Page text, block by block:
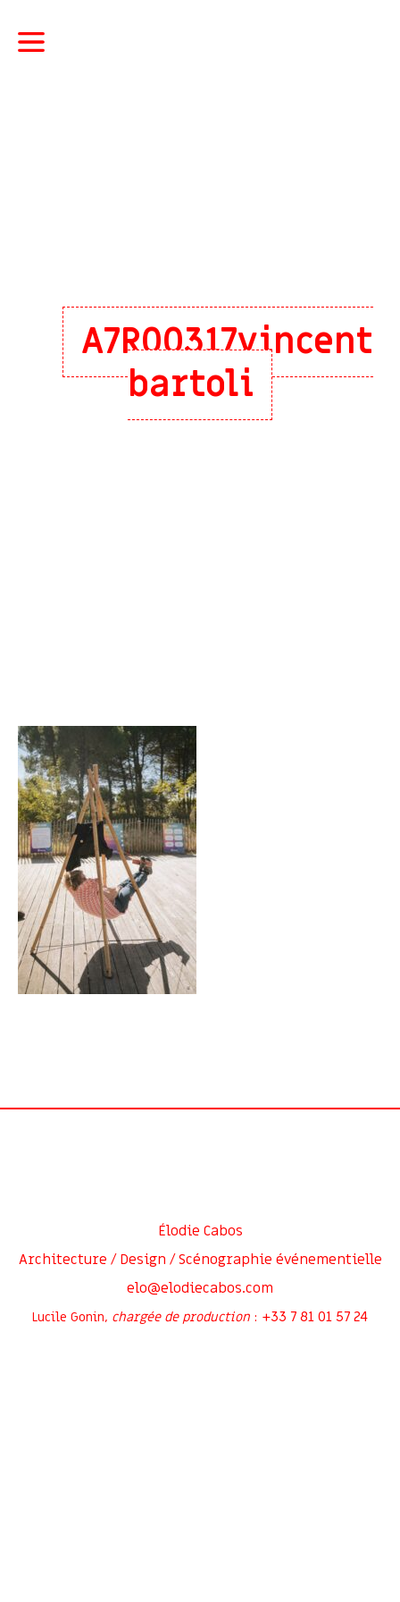
A7R00317vincent
bartoli
Élodie Cabos
Architecture / Design / Scénographie événementielle
elo@elodiecabos.com
Lucile Gonin, chargée de production : +33 7 81 01 57 24